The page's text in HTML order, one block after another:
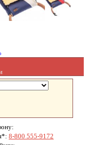
8-800 555-9172